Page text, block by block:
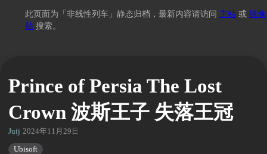
此页面为「非线性列车」静态归档，最新内容请访问 主站 或 镜像
站 搜索。
Prince of Persia The Lost
Crown 波斯王子 失落王冠
Juij 2024年11月29日 20:32
Ubisoft